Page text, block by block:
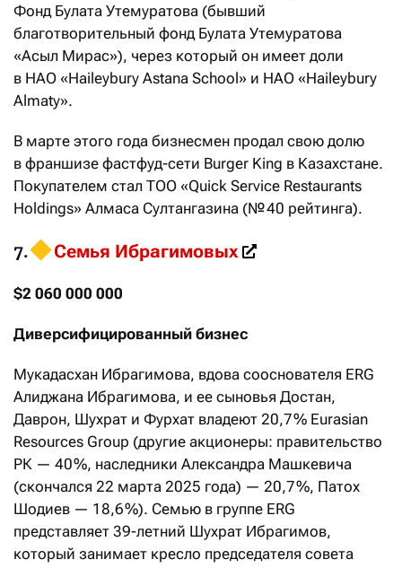
Фонд Булата Утемуратова (бывший
благотворительный фонд Булата Утемуратова
«Асыл Мирас»), через который он имеет доли
в НАО «Haileybury Astana School» и НАО «Haileybury
Almaty».
В марте этого года бизнесмен продал свою долю
в франшизе фастфуд-сети Burger King в Казахстане.
Покупателем стал ТОО «Quick Service Restaurants
Holdings» Алмаса Султангазина (№ 40 рейтинга).
7.​ Семья Ибрагимовых
$2 060 000 000
Диверсифицированный бизнес
Мукадасхан Ибрагимова, вдова со­основателя ERG
Алиджана Ибрагимова, и ее сыновья Достан,
Даврон, Шухрат и Фурхат владеют 20,7 % Eurasian
Resources Group (другие акционеры: правительство
РК — 40 %, наследники Александра Машкевича
(скончался 22 марта 2025 года) — 20,7 %, Патох
Шодиев — 18,6 %). Семью в группе ERG
представляет 39-летний Шухрат Ибрагимов,
который занимает кресло председателя совета